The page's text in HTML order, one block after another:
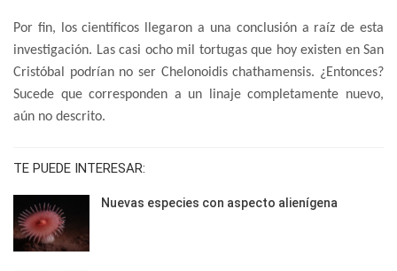
Por fin, los científicos llegaron a una conclusión a raíz de esta
investigación. Las casi ocho mil tortugas que hoy existen en San
Cristóbal podrían no ser Chelonoidis chathamensis. ¿Entonces?
Sucede que corresponden a un linaje completamente nuevo,
aún no descrito.
TE PUEDE INTERESAR:
Nuevas especies con aspecto alienígena